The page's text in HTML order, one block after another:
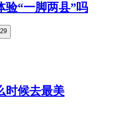
验“一脚两县”吗
时候去最美